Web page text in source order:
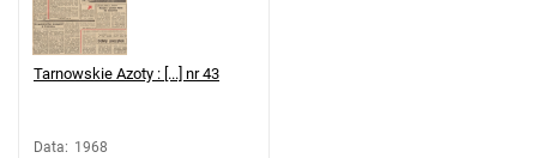
Robotniczego Zakładów Azotowych im.
Feliksa Dzierżyńskiego. 1968, nr 40
Tarnowskie Azoty : Organ Samorządu
Feliksa Dzierżyńskiego. 1968, nr 41
Tarnowskie Azoty : [...] nr 43
Data: 1968